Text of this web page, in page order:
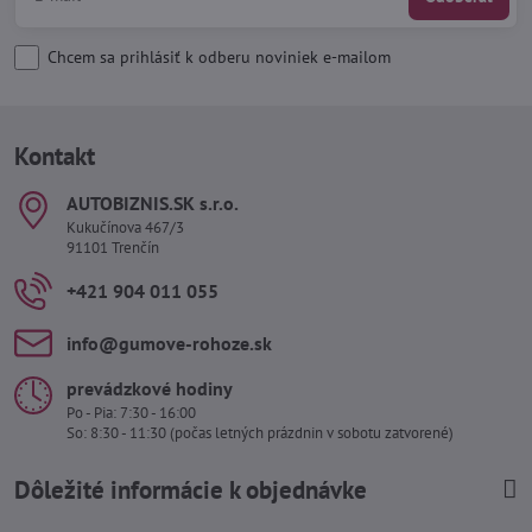
Chcem sa prihlásiť k odberu noviniek e-mailom
Kontakt
AUTOBIZNIS​.SK s​.r​.o​.
Kukučínova 467/3
91101 Trenčín
+421 904 011 055
info​@gumove-rohoze​.sk
prevádzkové hodiny
Po - Pia: 7:30 - 16:00
So: 8:30 - 11:30 (počas letných prázdnin v sobotu zatvorené)
Dôležité informácie k objednávke